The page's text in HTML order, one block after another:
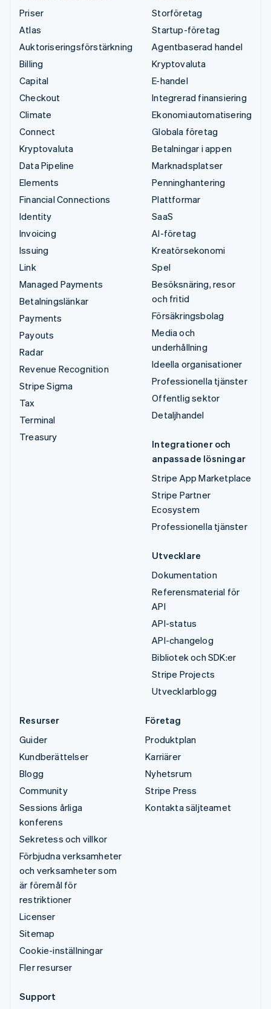
Priser
Atlas
Auktoriseringsförstärkning
Billing
Capital
Checkout
Climate
Connect
Kryptovaluta
Data Pipeline
Elements
Financial Connections
Identity
Invoicing
Issuing
Link
Managed Payments
Betalningslänkar
Payments
Payouts
Radar
Revenue Recognition
Stripe Sigma
Tax
Terminal
Treasury
Storföretag
Startup-företag
Agentbaserad handel
Kryptovaluta
E-handel
Integrerad finansiering
Ekonomiautomatisering
Globala företag
Betalningar i appen
Marknadsplatser
Penninghantering
Plattformar
SaaS
AI-företag
Kreatörsekonomi
Spel
Besöksnäring, resor
och fritid
Försäkringsbolag
Media och
underhållning
Ideella organisationer
Professionella tjänster
Offentlig sektor
Detaljhandel
Integrationer och
anpassade lösningar
Stripe App Marketplace
Stripe Partner
Ecosystem
Professionella tjänster
Utvecklare
Dokumentation
Referensmaterial för
API
API-status
API-changelog
Bibliotek och SDK:er
Stripe Projects
Utvecklarblogg
Resurser
Guider
Kundberättelser
Blogg
Community
Sessions årliga
konferens
Sekretess och villkor
Förbjudna verksamheter
och verksamheter som
är föremål för
restriktioner
Licenser
Sitemap
Cookie-inställningar
Fler resurser
Företag
Produktplan
Karriärer
Nyhetsrum
Stripe Press
Kontakta säljteamet
Support